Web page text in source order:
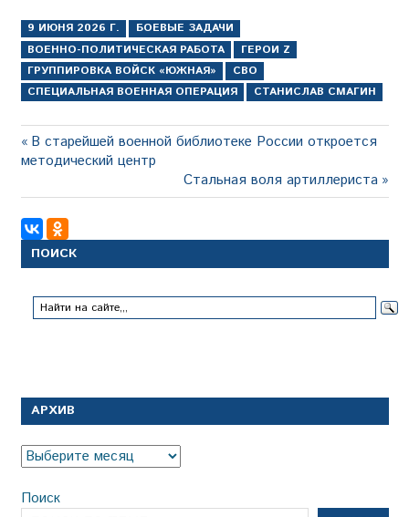
9 ИЮНЯ 2026 Г.
БОЕВЫЕ ЗАДАЧИ
ВОЕННО-ПОЛИТИЧЕСКАЯ РАБОТА
ГЕРОИ Z
ГРУППИРОВКА ВОЙСК «ЮЖНАЯ»
СВО
СПЕЦИАЛЬНАЯ ВОЕННАЯ ОПЕРАЦИЯ
СТАНИСЛАВ СМАГИН
Навигация
по
записям
Предыдущая
запись:
В старейшей военной библиотеке России откроется
методический центр
Следующая
запись:
Стальная воля артиллериста
ПОИСК
АРХИВ
Архив
Поиск